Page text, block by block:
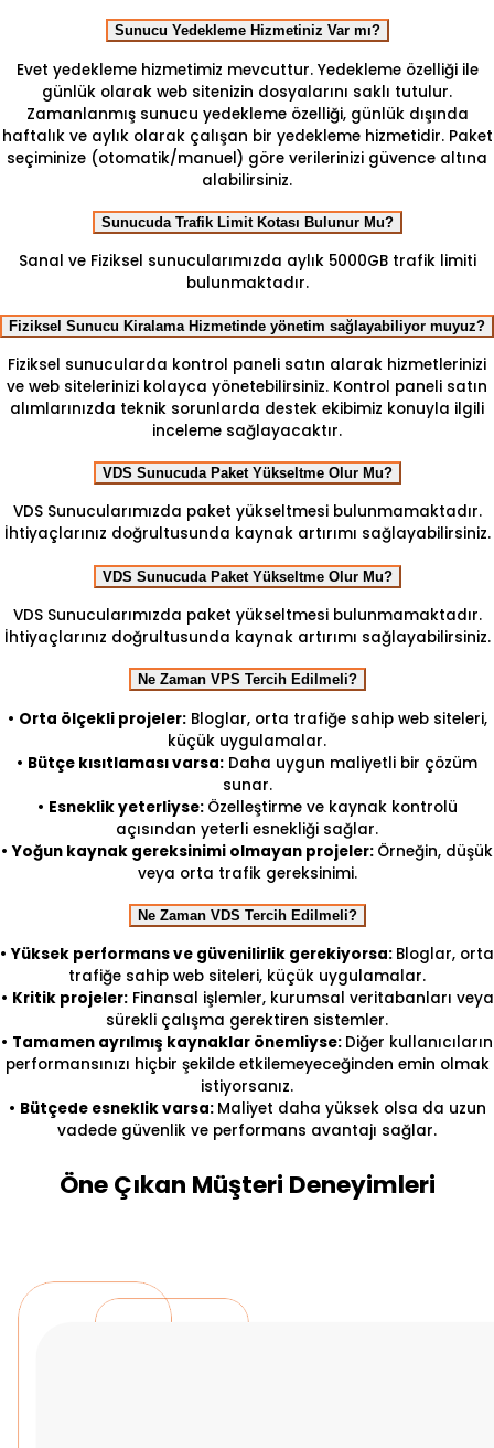
Sunucu Yedekleme Hizmetiniz Var mı?
Evet yedekleme hizmetimiz mevcuttur. Yedekleme özelliği ile
günlük olarak web sitenizin dosyalarını saklı tutulur.
Zamanlanmış sunucu yedekleme özelliği, günlük dışında
haftalık ve aylık olarak çalışan bir yedekleme hizmetidir. Paket
seçiminize (otomatik/manuel) göre verilerinizi güvence altına
alabilirsiniz.
Sunucuda Trafik Limit Kotası Bulunur Mu?
Sanal ve Fiziksel sunucularımızda aylık 5000GB trafik limiti
bulunmaktadır.
Fiziksel Sunucu Kiralama Hizmetinde yönetim sağlayabiliyor muyuz?
Fiziksel sunucularda kontrol paneli satın alarak hizmetlerinizi
ve web sitelerinizi kolayca yönetebilirsiniz. Kontrol paneli satın
alımlarınızda teknik sorunlarda destek ekibimiz konuyla ilgili
inceleme sağlayacaktır.
VDS Sunucuda Paket Yükseltme Olur Mu?
VDS Sunucularımızda paket yükseltmesi bulunmamaktadır.
İhtiyaçlarınız doğrultusunda kaynak artırımı sağlayabilirsiniz.
VDS Sunucuda Paket Yükseltme Olur Mu?
VDS Sunucularımızda paket yükseltmesi bulunmamaktadır.
İhtiyaçlarınız doğrultusunda kaynak artırımı sağlayabilirsiniz.
Ne Zaman VPS Tercih Edilmeli?
• Orta ölçekli projeler:Bloglar, orta trafiğe sahip web siteleri,
küçük uygulamalar.
• Bütçe kısıtlaması varsa: Daha uygun maliyetli bir çözüm
sunar.
• Esneklik yeterliyse: Özelleştirme ve kaynak kontrolü
açısından yeterli esnekliği sağlar.
• Yoğun kaynak gereksinimi olmayan projeler: Örneğin, düşük
veya orta trafik gereksinimi.
Ne Zaman VDS Tercih Edilmeli?
• Yüksek performans ve güvenilirlik gerekiyorsa: Bloglar, orta
trafiğe sahip web siteleri, küçük uygulamalar.
• Kritik projeler:Finansal işlemler, kurumsal veritabanları veya
sürekli çalışma gerektiren sistemler.
• Tamamen ayrılmış kaynaklar önemliyse: Diğer kullanıcıların
performansınızı hiçbir şekilde etkilemeyeceğinden emin olmak
istiyorsanız.
• Bütçede esneklik varsa: Maliyet daha yüksek olsa da uzun
vadede güvenlik ve performans avantajı sağlar.
Öne Çıkan Müşteri Deneyimleri